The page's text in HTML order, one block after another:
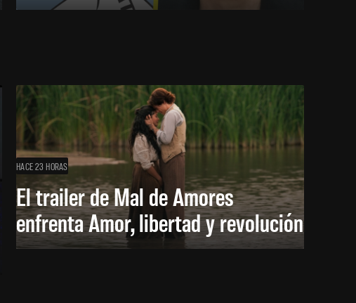
HACE 23 HORAS
El trailer de Mal de Amores
enfrenta Amor, libertad y revolución